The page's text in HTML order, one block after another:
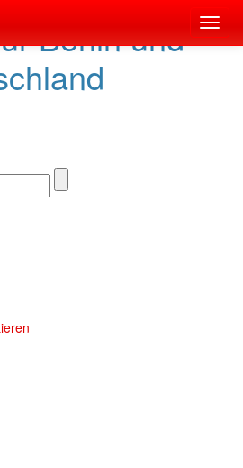
Berlin und